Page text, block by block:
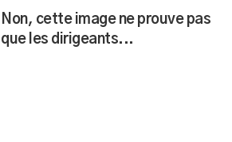
Non, cette image ne prouve pas
que les dirigeants...